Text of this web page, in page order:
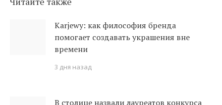
Karjewy: как философия бренда
помогает создавать украшения вне
времени
3 дня назад
В столице назвали лауреатов конкурса